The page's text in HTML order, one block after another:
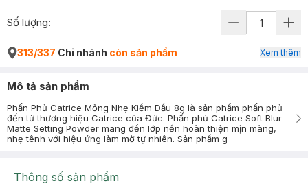
Số lượng:
313/337 Chi nhánh còn sản phẩm Xem thêm
Mô tả sản phẩm
Phấn Phủ Catrice Mỏng Nhẹ Kiềm Dầu 8g là sản phẩm phấn phủ
đến từ thương hiệu Catrice của Đức. Phấn phủ Catrice Soft Blur
Matte Setting Powder mang đến lớp nền hoàn thiện mịn màng,
nhẹ tênh với hiệu ứng làm mờ tự nhiên. Sản phẩm g
Thông số sản phẩm